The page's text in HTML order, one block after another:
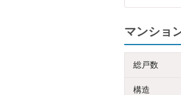
マンショ
総戸数
構造